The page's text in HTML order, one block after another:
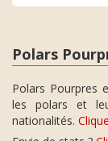
Polars
Polars Pourpres
les polars et
nationalités.